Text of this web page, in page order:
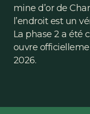
mine d’or de
l’endroit est un
La phase 2 a été
ouvre
2026.